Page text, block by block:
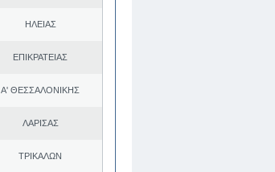
ΗΛΕΙΑΣ
ΕΠΙΚΡΑΤΕΙΑΣ
Α' ΘΕΣΣΑΛΟΝΙΚΗΣ
ΛΑΡΙΣΑΣ
ΤΡΙΚΑΛΩΝ